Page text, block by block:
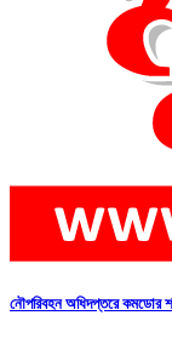
নৌপরিবহন অধিদপ্তরে কমডোর